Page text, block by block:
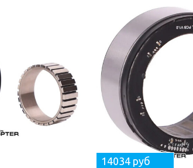
14034 руб